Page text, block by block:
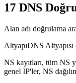
17 DNS
Alan adı doğrulama
AltyapıDNS
NS kayıtları, tüm NS
genel IP'ler, NS